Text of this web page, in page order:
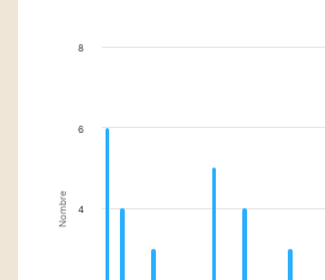
Nombre 4
6
8